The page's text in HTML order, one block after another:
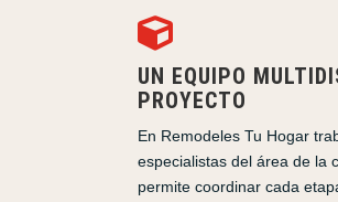

UN EQUIPO
PROYECTO
En Remodeles Tu Hogar
especialistas del área de la
permite coordinar cada